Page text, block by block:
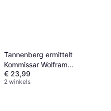
Tannenberg ermittelt
Kommissar Wolfram
Tannenberg Bernd
Franzinger ePub (E-Book)
€ 23,99
2 winkels